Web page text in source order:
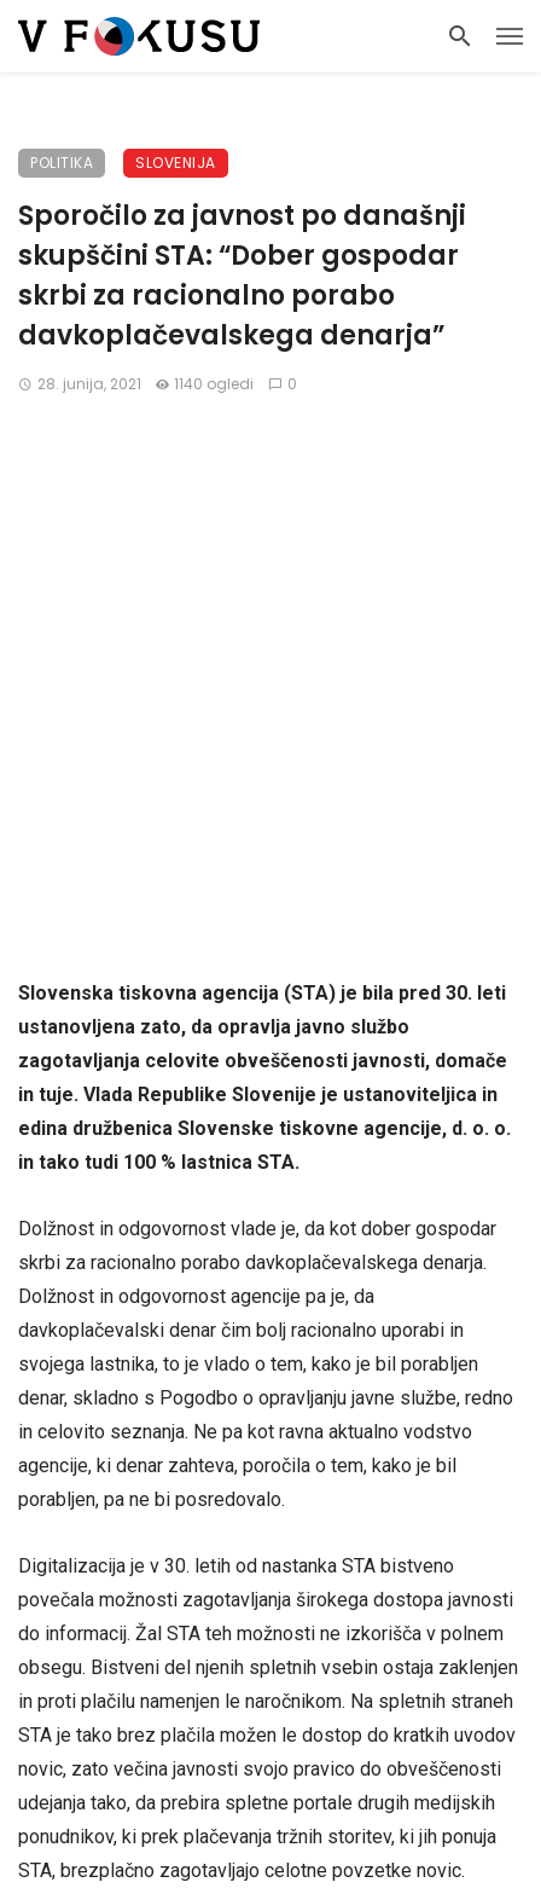
POLITIKA SLOVENIJA
Sporočilo za javnost po današnji
skupščini STA: “Dober gospodar
skrbi za racionalno porabo
davkoplačevalskega denarja”
28. junija, 2021 1140 ogledi 0
Slovenska tiskovna agencija (STA) je bila pred 30. leti
ustanovljena zato, da opravlja javno službo
zagotavljanja celovite obveščenosti javnosti, domače
in tuje. Vlada Republike Slovenije je ustanoviteljica in
edina družbenica Slovenske tiskovne agencije, d. o. o.
in tako tudi 100 % lastnica STA.
Dolžnost in odgovornost vlade je, da kot dober gospodar
skrbi za racionalno porabo davkoplačevalskega denarja.
Dolžnost in odgovornost agencije pa je, da
davkoplačevalski denar čim bolj racionalno uporabi in
svojega lastnika, to je vlado o tem, kako je bil porabljen
denar, skladno s Pogodbo o opravljanju javne službe, redno
in celovito seznanja. Ne pa kot ravna aktualno vodstvo
agencije, ki denar zahteva, poročila o tem, kako je bil
porabljen, pa ne bi posredovalo.
Digitalizacija je v 30. letih od nastanka STA bistveno
povečala možnosti zagotavljanja širokega dostopa javnosti
do informacij. Žal STA teh možnosti ne izkorišča v polnem
obsegu. Bistveni del njenih spletnih vsebin ostaja zaklenjen
in proti plačilu namenjen le naročnikom. Na spletnih straneh
STA je tako brez plačila možen le dostop do kratkih uvodov
novic, zato večina javnosti svojo pravico do obveščenosti
udejanja tako, da prebira spletne portale drugih medijskih
ponudnikov, ki prek plačevanja tržnih storitev, ki jih ponuja
STA, brezplačno zagotavljajo celotne povzetke novic.